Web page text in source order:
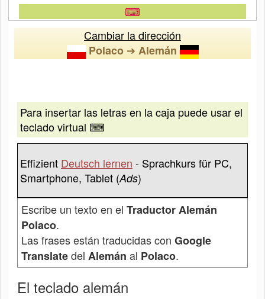
⌨
Cambiar la dirección
Polaco➔ Alemán
Para insertar las letras en la caja puede usar el
teclado virtual ⌨
Effizient Deutsch lernen - Sprachkurs für PC,
Smartphone, Tablet (Ads)
Escribe un texto en el Traductor Alemán
Polaco.
Las frases están traducidas con Google
Translatedel Alemán al Polaco.
El teclado alemán